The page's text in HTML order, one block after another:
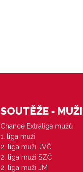
SOUTĚŽE - MUŽI
Chance Extraliga mužů
1. liga muži
2. liga muži JVČ
2. liga muži SZČ
2. liga muži JM